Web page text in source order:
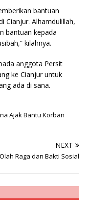
bantuan
Cianjur. Alhamdulillah,
bantuan kepada
kilahnya.
anggota Persit
ke Cianjur untuk
ada di sana.
Ajak Bantu Korban
NEXT
Raga dan Bakti Sosial